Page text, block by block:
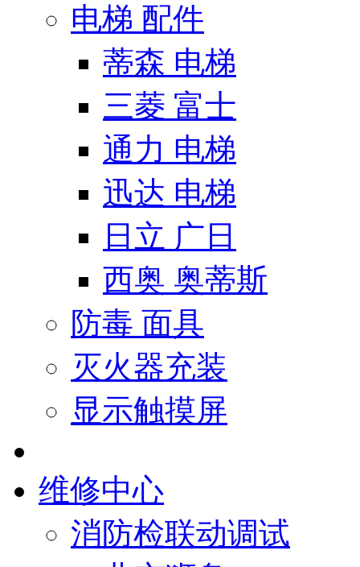
电梯 配件
蒂森 电梯
三菱 富士
通力 电梯
迅达 电梯
日立 广日
西奥 奥蒂斯
防毒 面具
灭火器充装
显示触摸屏
维修中心
消防检联动调试